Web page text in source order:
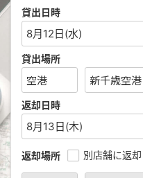
貸出日時
8月12日(水)
貸出場所
返却日時
8月13日(木)
返却場所 別店舗に返却